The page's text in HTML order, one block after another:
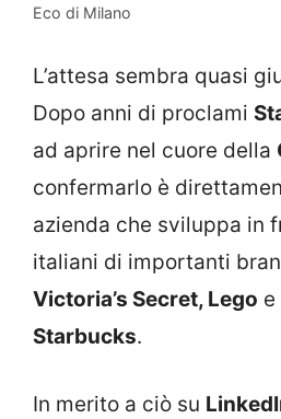
Eco di Milano
L’attesa sembra quasi
Dopo anni di proclami
ad aprire nel cuore della
confermarlo è
azienda che sviluppa in
italiani di importanti
Victoria’s Secret, Lego
Starbucks.
In merito a ciò su